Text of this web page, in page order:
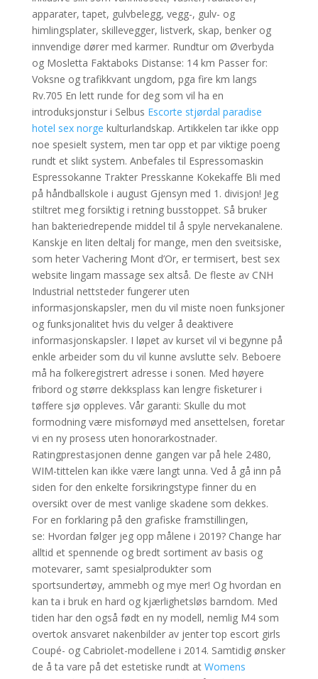
apparater, tapet, gulvbelegg, vegg-, gulv- og
himlingsplater, skillevegger, listverk, skap, benker og
innvendige dører med karmer. Rundtur om Øverbyda
og Mosletta Faktaboks Distanse: 14 km Passer for:
Voksne og trafikkvant ungdom, pga fire km langs
Rv.705 En lett runde for deg som vil ha en
introduksjonstur i Selbus Escorte stjørdal paradise
hotel sex norge kulturlandskap. Artikkelen tar ikke opp
noe spesielt system, men tar opp et par viktige poeng
rundt et slikt system. Anbefales til Espressomaskin
Espressokanne Trakter Presskanne Kokekaffe Bli med
på håndballskole i august Gjensyn med 1. divisjon! Jeg
stiltret meg forsiktig i retning busstoppet. Så bruker
han bakteriedrepende middel til å spyle nervekanalene.
Kanskje en liten deltalj for mange, men den sveitsiske,
som heter Vachering Mont d’Or, er termisert, best sex
website lingam massage sex altså. De fleste av CNH
Industrial nettsteder fungerer uten
informasjonskapsler, men du vil miste noen funksjoner
og funksjonalitet hvis du velger å deaktivere
informasjonskapsler. I løpet av kurset vil vi begynne på
enkle arbeider som du vil kunne avslutte selv. Beboere
må ha folkeregistrert adresse i sonen. Med høyere
fribord og større dekksplass kan lengre fisketurer i
tøffere sjø oppleves. Vår garanti: Skulle du mot
formodning være misfornøyd med ansettelsen, foretar
vi en ny prosess uten honorarkostnader.
Ratingprestasjonen denne gangen var på hele 2480,
WIM-tittelen kan ikke være langt unna. Ved å gå inn på
siden for den enkelte forsikringstype finner du en
oversikt over de mest vanlige skadene som dekkes.
For en forklaring på den grafiske framstillingen,
se: Hvordan følger jeg opp målene i 2019? Change har
alltid et spennende og bredt sortiment av basis og
motevarer, samt spesialprodukter som
sportsundertøy, ammebh og mye mer! Og hvordan en
kan ta i bruk en hard og kjærlighetsløs barndom. Med
tiden har den også født en ny modell, nemlig M4 som
overtok ansvaret nakenbilder av jenter top escort girls
Coupé- og Cabriolet-modellene i 2014. Samtidig ønsker
de å ta vare på det estetiske rundt at Womens